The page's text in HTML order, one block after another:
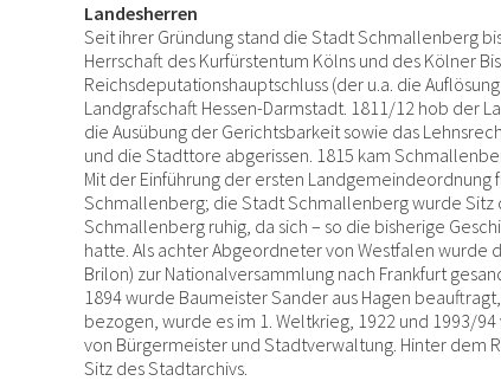
Landesherren
Seit ihrer Gründung stand die Stadt Schmallenberg
Herrschaft des Kurfürstentum Kölns und des Kölner
Reichsdeputationshauptschluss (der u.a. die
Landgrafschaft Hessen-Darmstadt. 1811/12 hob der
die Ausübung der Gerichtsbarkeit sowie das
und die Stadttore abgerissen. 1815 kam
Mit der Einführung der ersten Landgemeindeordnung
Schmallenberg; die Stadt Schmallenberg wurde Sitz
Schmallenberg ruhig, da sich – so die bisherige
hatte. Als achter Abgeordneter von Westfalen wurde
Brilon) zur Nationalversammlung nach Frankfurt
1894 wurde Baumeister Sander aus Hagen
bezogen, wurde es im 1. Weltkrieg, 1922 und 1993/
von Bürgermeister und Stadtverwaltung. Hinter dem
Sitz des Stadtarchivs.